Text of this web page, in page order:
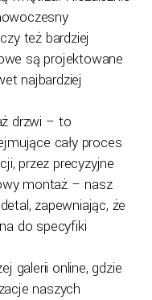
też bardziej
są projektowane
najbardziej
drzwi – to
cały proces
przez precyzyjne
montaż – nasz
zapewniając, że
do specyfiki
galerii online, gdzie
naszych